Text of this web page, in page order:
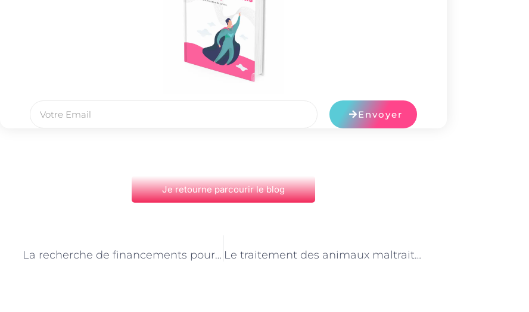
Envoyer
Je retourne parcourir le blog
La recherche de financements pour les refuges animaliers parisiens : le rôle du Responsable Le traitement des animaux maltraités : le rôle de soutien du Responsable de refuge à Paris